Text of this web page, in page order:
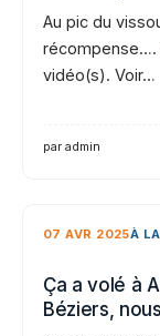
Au pic du
récompense….
vidéo(s). Voir…
par admin
07 AVR 2025À
Ça a volé à
Béziers,